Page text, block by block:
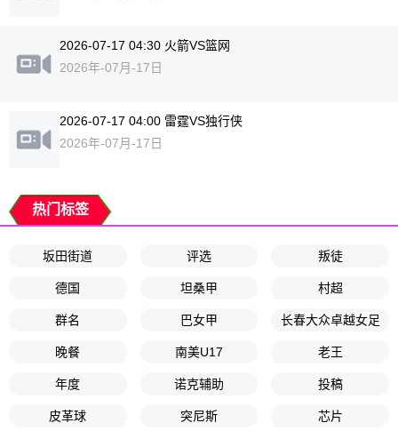
2026-07-17 04:30 火箭VS篮网
2026年-07月-17日
2026-07-17 04:00 雷霆VS独行侠
2026年-07月-17日
热门标签
坂田街道 评选 叛徒
德国 坦桑甲 村超
群名 巴女甲 长春大众卓越女足
晚餐 南美U17 老王
年度 诺克辅助 投稿
皮革球 突尼斯 芯片